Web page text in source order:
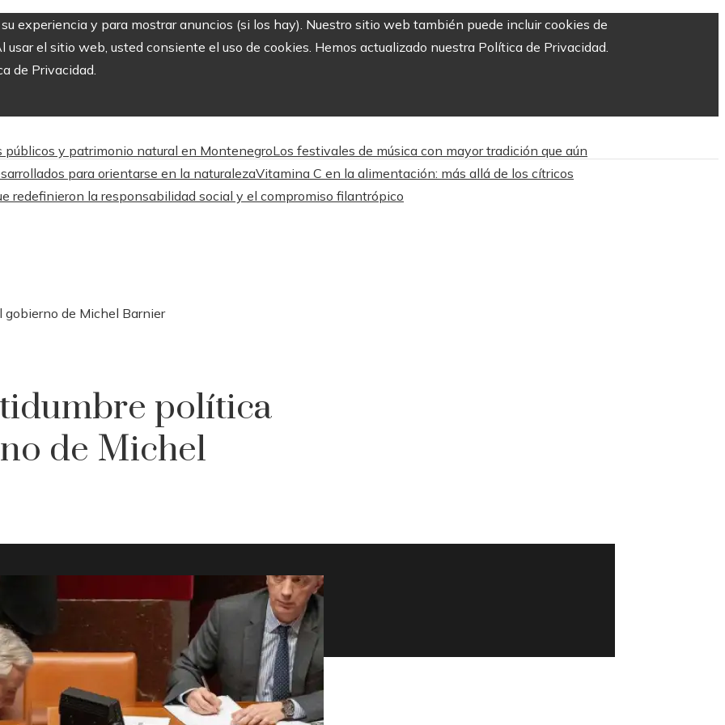
experiencia y para mostrar anuncios (si los hay). Nuestro sitio web también puede incluir cookies de
el sitio web, usted consiente el uso de cookies. Hemos actualizado nuestra Política de Privacidad.
de Privacidad.
y patrimonio natural en MontenegroLos festivales de música con mayor tradición que aún
para orientarse en la naturalezaVitamina C en la alimentación: más allá de los cítricos
redefinieron la responsabilidad social y el compromiso filantrópico
de Michel Barnier
política
de Michel